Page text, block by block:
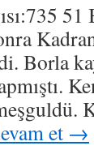
Borla
et →